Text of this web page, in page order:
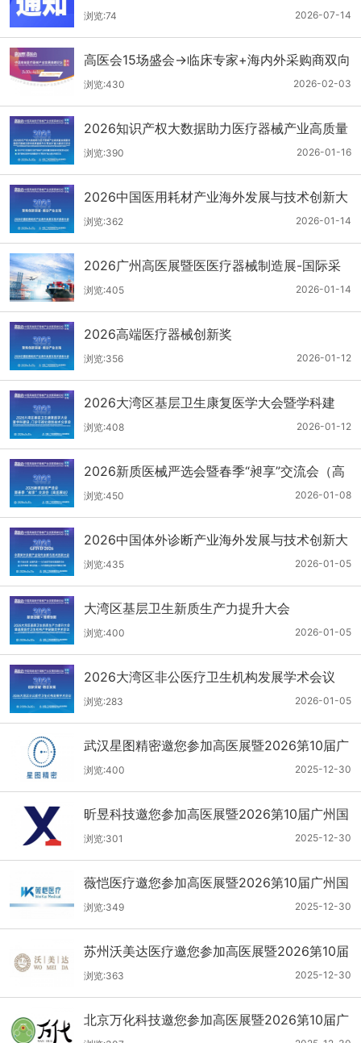
通知
2026-07-14
浏览:74
高医会15场盛会→临床专家+海内外采购商双向
对接
2026-02-03
浏览:430
2026知识产权大数据助力医疗器械产业高质量
发展服务暨医疗器械注册申报质量提升与'零发
补'能力建设交流会
2026-01-16
浏览:390
2026中国医用耗材产业海外发展与技术创新大
会
2026-01-14
浏览:362
2026广州高医展暨医医疗器械制造展-国际采
购商名单第二批公布
2026-01-14
浏览:405
2026高端医疗器械创新奖
2026-01-12
浏览:356
2026大湾区基层卫生康复医学大会暨学科建
设、门诊可视化微创技术分享会
2026-01-12
浏览:408
2026新质医械严选会暨春季“昶享”交流会（高
医展站）
2026-01-08
浏览:450
2026中国体外诊断产业海外发展与技术创新大
会
2026-01-05
浏览:435
大湾区基层卫生新质生产力提升大会
2026-01-05
浏览:400
2026大湾区非公医疗卫生机构发展学术会议
2026-01-05
浏览:283
武汉星图精密邀您参加高医展暨2026第10届广
州国际医疗器械设计与制造技术展
2025-12-30
浏览:400
昕昱科技邀您参加高医展暨2026第10届广州国
际医疗器械设计与制造技术展
2025-12-30
浏览:301
薇恺医疗邀您参加高医展暨2026第10届广州国
际医疗器械设计与制造技术展
2025-12-30
浏览:349
苏州沃美达医疗邀您参加高医展暨2026第10届
广州国际医疗器械设计与制造技术展
2025-12-30
浏览:363
北京万化科技邀您参加高医展暨2026第10届广